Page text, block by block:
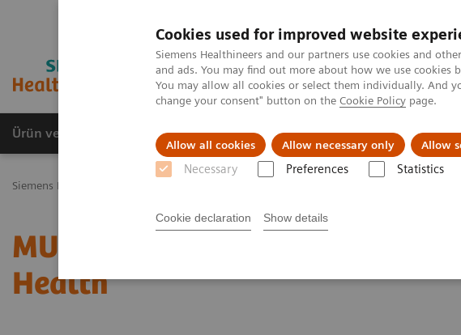
Cookies used for improved website
Siemens Healthineers and our partners use cookies and
and ads. You may find out more about how we use
You may allow all cookies or select them individually. And
change your consent" button on the Cookie Policy page.
Allow all cookies Allow necessary only Allow
Necessary Preferences Statistics
Cookie declaration Show details
Ürün ve Hizmetler Öne Çıkanlar Sağlık Hizmetlerinde
Siemens Healthineers Türkiye
MULTIX Impact delivers high
Health